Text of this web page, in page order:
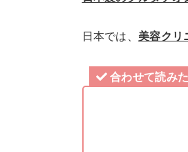
日本では、 美容クリ
合わせて読み